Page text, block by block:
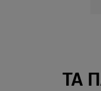
ΤΑ